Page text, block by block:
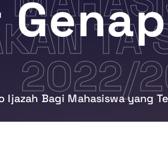
TA
2022/
Bagi Mahasiswa yang